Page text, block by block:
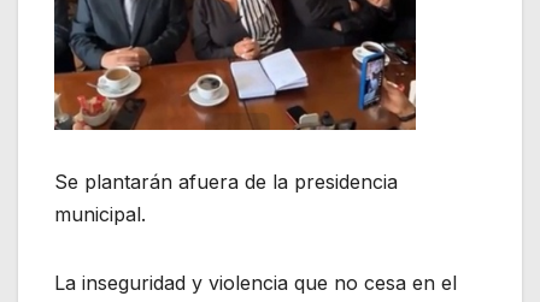
Se plantarán afuera de la presidencia
municipal.
La inseguridad y violencia que no cesa en el